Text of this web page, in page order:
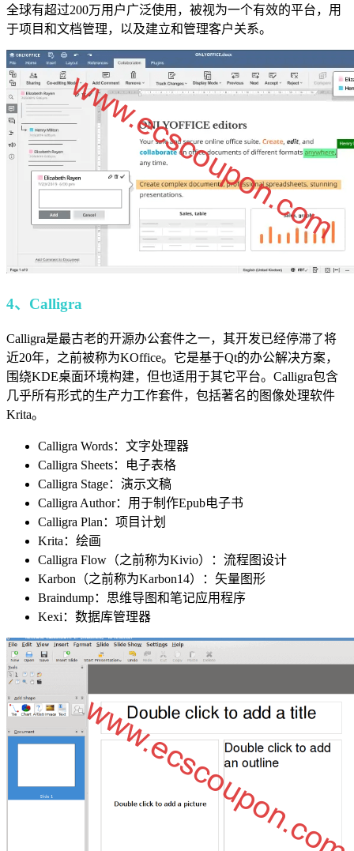
全球有超过200万用户广泛使用，被视为一个有效的平台，用
于项目和文档管理，以及建立和管理客户关系。
4、Calligra
Calligra是最古老的开源办公套件之一，其开发已经停滞了将
近20年，之前被称为KOffice。它是基于Qt的办公解决方案，
围绕KDE桌面环境构建，但也适用于其它平台。Calligra包含
几乎所有形式的生产力工作套件，包括著名的图像处理软件
Krita。
Calligra Words：文字处理器
Calligra Sheets：电子表格
Calligra Stage：演示文稿
Calligra Author：用于制作Epub电子书
Calligra Plan：项目计划
Krita：绘画
Calligra Flow（之前称为Kivio）：流程图设计
Karbon（之前称为Karbon14）：矢量图形
Braindump：思维导图和笔记应用程序
Kexi：数据库管理器